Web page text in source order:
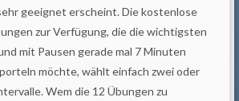
geeignet erscheint. Die kostenlose
zur Verfügung, die die wichtigsten
mit Pausen gerade mal 7 Minuten
möchte, wählt einfach zwei oder
Wem die 12 Übungen zu